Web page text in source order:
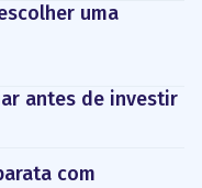
uma
antes de investir
com